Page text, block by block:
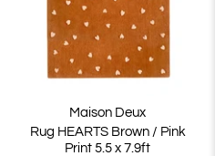
Maison Deux
Rug HEARTS Brown / Pink
Print 5.5 x 7.9ft